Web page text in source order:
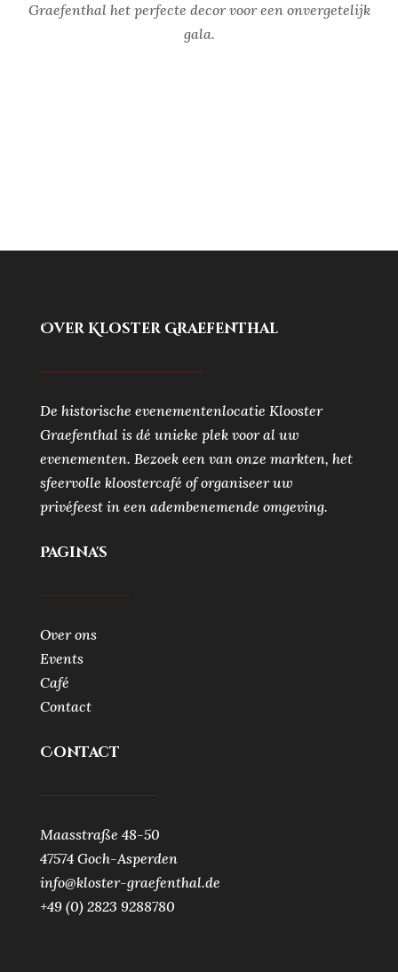
Graefenthal het perfecte decor voor een onvergetelijk
gala.
Over Kloster Graefenthal
De historische evenementenlocatie Klooster
Graefenthal is dé unieke plek voor al uw
evenementen. Bezoek een van onze markten, het
sfeervolle kloostercafé of organiseer uw
privéfeest in een adembenemende omgeving.
Pagina's
Over ons
Events
Café
Contact
Contact
Maasstraße 48-50
47574 Goch-Asperden
info@kloster-graefenthal.de
+49 (0) 2823 9288780